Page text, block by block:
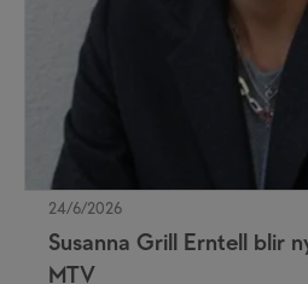
24/6/2026
Susanna Grill Erntell blir
MTV